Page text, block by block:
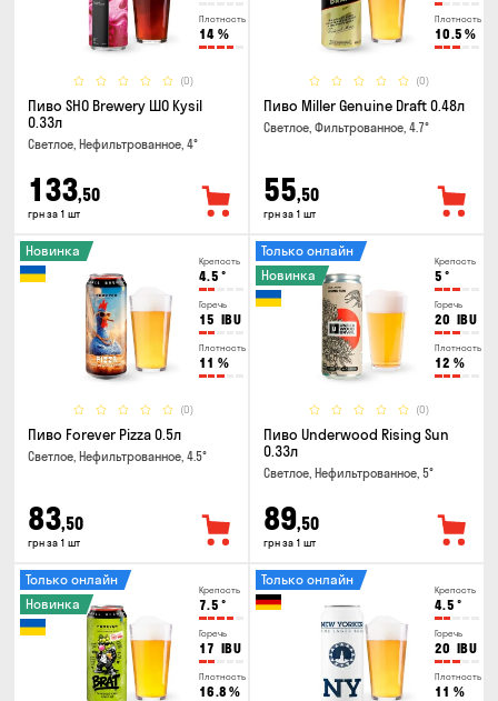
Плотность
14 %
(0)
Пиво SHO Brewery ШО Kysil
0.33л
Светлое, Нефильтрованное, 4°
133,50
грн за 1 шт
Плотность
10.5 %
(0)
Пиво Miller Genuine Draft 0.48л
Светлое, Фильтрованное, 4.7°
55,50
грн за 1 шт
Крепость
4.5 °
Горечь
15 IBU
Плотность
11 %
(0)
Новинка
Пиво Forever Pizza 0.5л
Светлое, Нефильтрованное, 4.5°
83,50
грн за 1 шт
Крепость
5 °
Горечь
20 IBU
Плотность
12 %
(0)
Только онлайн
Новинка
Пиво Underwood Rising Sun
0.33л
Светлое, Нефильтрованное, 5°
89,50
грн за 1 шт
Крепость
7.5 °
Горечь
17 IBU
Плотность
16.8 %
Только онлайн
Новинка
Крепость
4.5 °
Горечь
20 IBU
Плотность
11 %
Только онлайн